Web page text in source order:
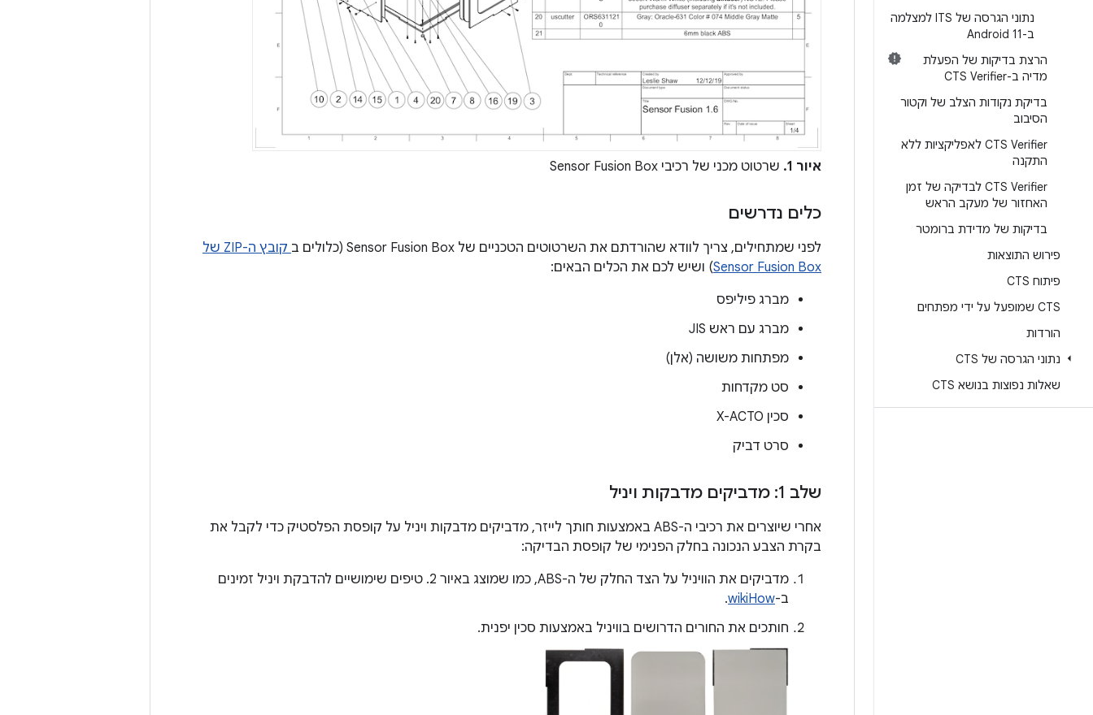
נתוני הגרסה של ITS למצלמה
ב-Android 11
הרצת בדיקות של הפעלת
מדיה ב-CTS Verifier
בדיקת נקודות הצלב של וקטור
הסיבוב
CTS Verifier לאפליקציות ללא
התקנה
CTS Verifier לבדיקה של זמן
האחזור של מעקב הראש
בדיקות של מדידת ברומטר
פירוש התוצאות
פיתוח CTS
CTS שמופעל על ידי מפתחים
הורדות
נתוני הגרסה של CTS
שאלות נפוצות בנושא CTS
איור 1. שרטוט מכני של רכיבי Sensor Fusion Box
כלים נדרשים
לפני שמתחילים, צריך לוודא שהורדתם את השרטוטים הטכניים של Sensor Fusion Box (כלולים ב
קובץ ה-ZIP של
Sensor Fusion Box) ושיש לכם את הכלים הבאים:
מברג פיליפס
מברג עם ראש JIS
מפתחות משושה (אלן)
סט מקדחות
סכין X-ACTO
סרט דביק
שלב 1: מדביקים מדבקות ויניל
אחרי שיוצרים את רכיבי ה-ABS באמצעות חותך לייזר, מדביקים מדבקות ויניל על קופסת הפלסטיק כדי לקבל את
בקרת הצבע הנכונה בחלק הפנימי של קופסת הבדיקה:
מדביקים את הוויניל על הצד החלק של ה-ABS, כמו שמוצג באיור 2. טיפים שימושיים להדבקת ויניל זמינים
ב-wikiHow
.
חותכים את החורים הדרושים בוויניל באמצעות סכין יפנית.